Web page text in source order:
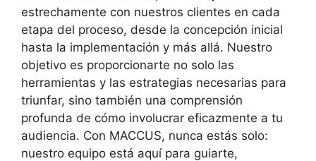
estrechamente con nuestros clientes en cada
etapa del proceso, desde la concepción inicial
hasta la implementación y más allá. Nuestro
objetivo es proporcionarte no solo las
herramientas y las estrategias necesarias para
triunfar, sino también una comprensión
profunda de cómo involucrar eficazmente a tu
audiencia. Con MACCUS, nunca estás solo:
nuestro equipo está aquí para guiarte,